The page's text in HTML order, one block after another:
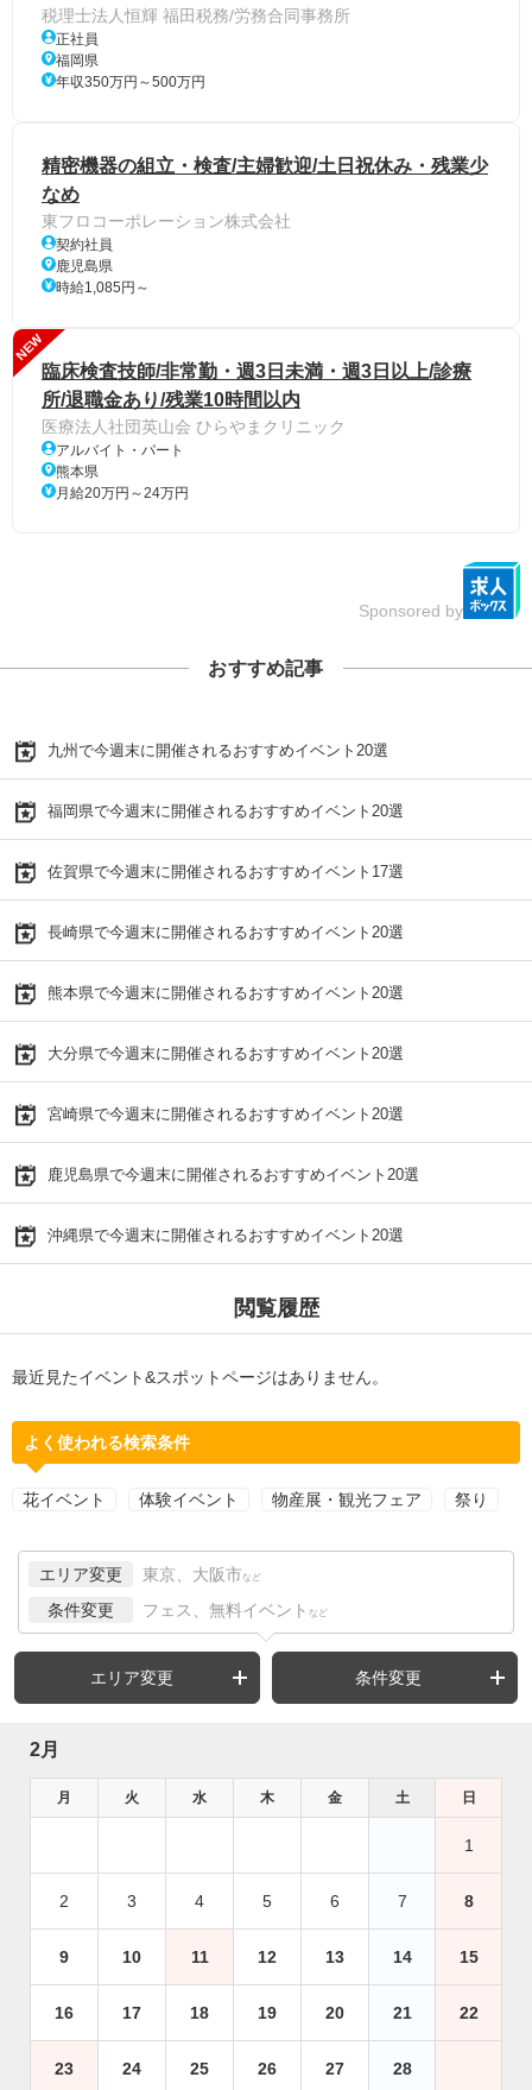
税理士法人恒輝 福田税務/労務合同事務所
正社員
福岡県
年収350万円～500万円
精密機器の組立・検査/主婦歓迎/土日祝休み・残業少
なめ
東フロコーポレーション株式会社
契約社員
鹿児島県
時給1,085円～
NEW
臨床検査技師/非常勤・週3日未満・週3日以上/診療
所/退職金あり/残業10時間以内
医療法人社団英山会 ひらやまクリニック
アルバイト・パート
熊本県
月給20万円～24万円
Sponsored by
おすすめ記事
九州で今週末に開催されるおすすめイベント20選
福岡県で今週末に開催されるおすすめイベント20選
佐賀県で今週末に開催されるおすすめイベント17選
長崎県で今週末に開催されるおすすめイベント20選
熊本県で今週末に開催されるおすすめイベント20選
大分県で今週末に開催されるおすすめイベント20選
宮崎県で今週末に開催されるおすすめイベント20選
鹿児島県で今週末に開催されるおすすめイベント20選
沖縄県で今週末に開催されるおすすめイベント20選
閲覧履歴
最近見たイベント&スポットページはありません。
よく使われる検索条件
花イベント 体験イベント 物産展・観光フェア 祭り
エリア変更 東京、大阪市 など
条件変更 フェス、無料イベント など
エリア変更 条件変更
2月
月 火 水 木 金 土 日
1
2 3 4 5 6 7 8
9 10 11 12 13 14 15
16 17 18 19 20 21 22
23 24 25 26 27 28